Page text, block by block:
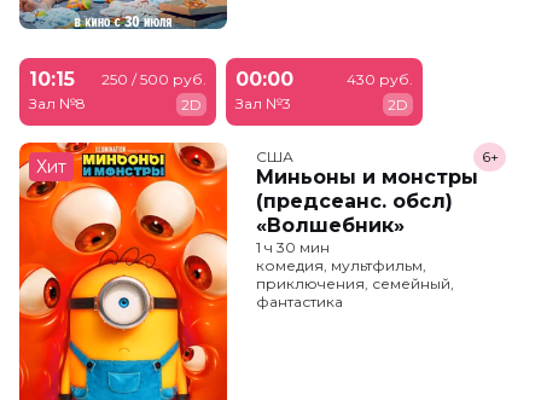
10:15
Зал №8
250 / 500 руб.
2D
00:00
Зал №3
430 руб.
2D
Хит США
Миньоны и монстры
(предсеанс. обсл)
«Волшебник»
6+
1 ч 30 мин
комедия, мультфильм,
приключения, семейный,
фантастика